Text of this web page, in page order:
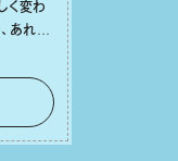
く変わ
あれこ
中しま
たにと
寄せま